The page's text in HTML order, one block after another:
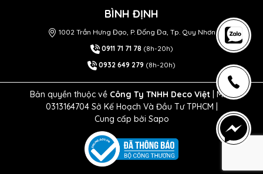
BÌNH ĐỊNH
1002 Trần Hưng Đạo, P. Đống Đa, Tp. Quy Nhơn
0911 71 71 78 (8h-20h)
0932 649 279 (8h-20h)
Bản quyền thuộc về Công Ty TNHH Deco Việt | MST
0313164704 Sở Kế Hoạch Và Đầu Tư TPHCM |
Cung cấp bởi Sapo